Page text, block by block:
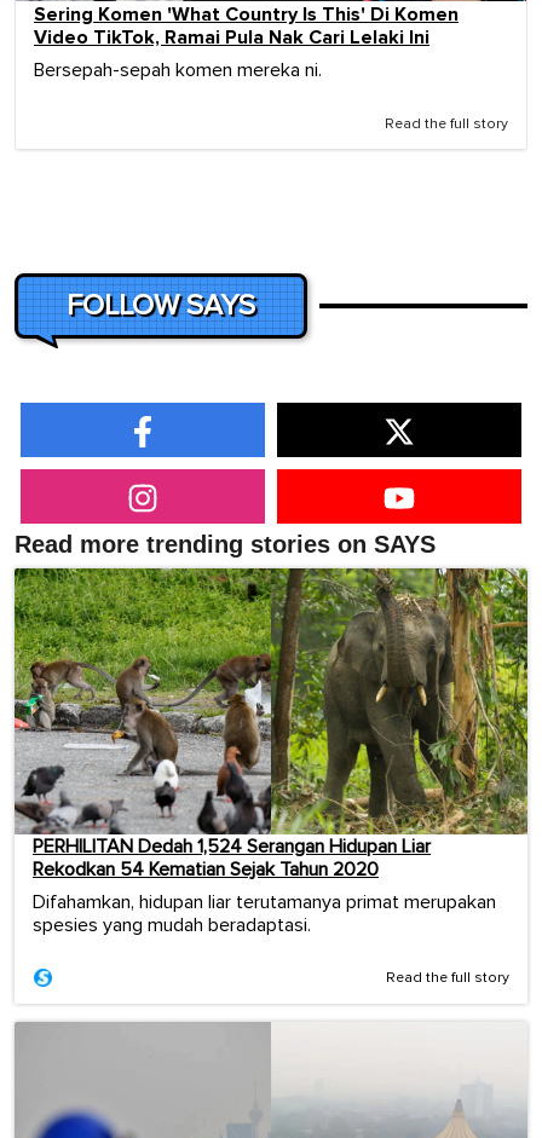
Sering Komen 'What Country Is This' Di Komen
Video TikTok, Ramai Pula Nak Cari Lelaki Ini
Bersepah-sepah komen mereka ni.
Read the full story
FOLLOW SAYS
Read more trending stories on SAYS
PERHILITAN Dedah 1,524 Serangan Hidupan Liar
Rekodkan 54 Kematian Sejak Tahun 2020
Difahamkan, hidupan liar terutamanya primat merupakan
spesies yang mudah beradaptasi.
Read the full story